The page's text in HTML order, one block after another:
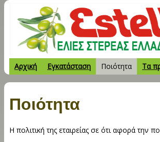
Αρχική Εγκατάσταση Ποιότητα Τα
Ποιότητα
Η πολιτική της εταιρείας σε ότι αφορά την